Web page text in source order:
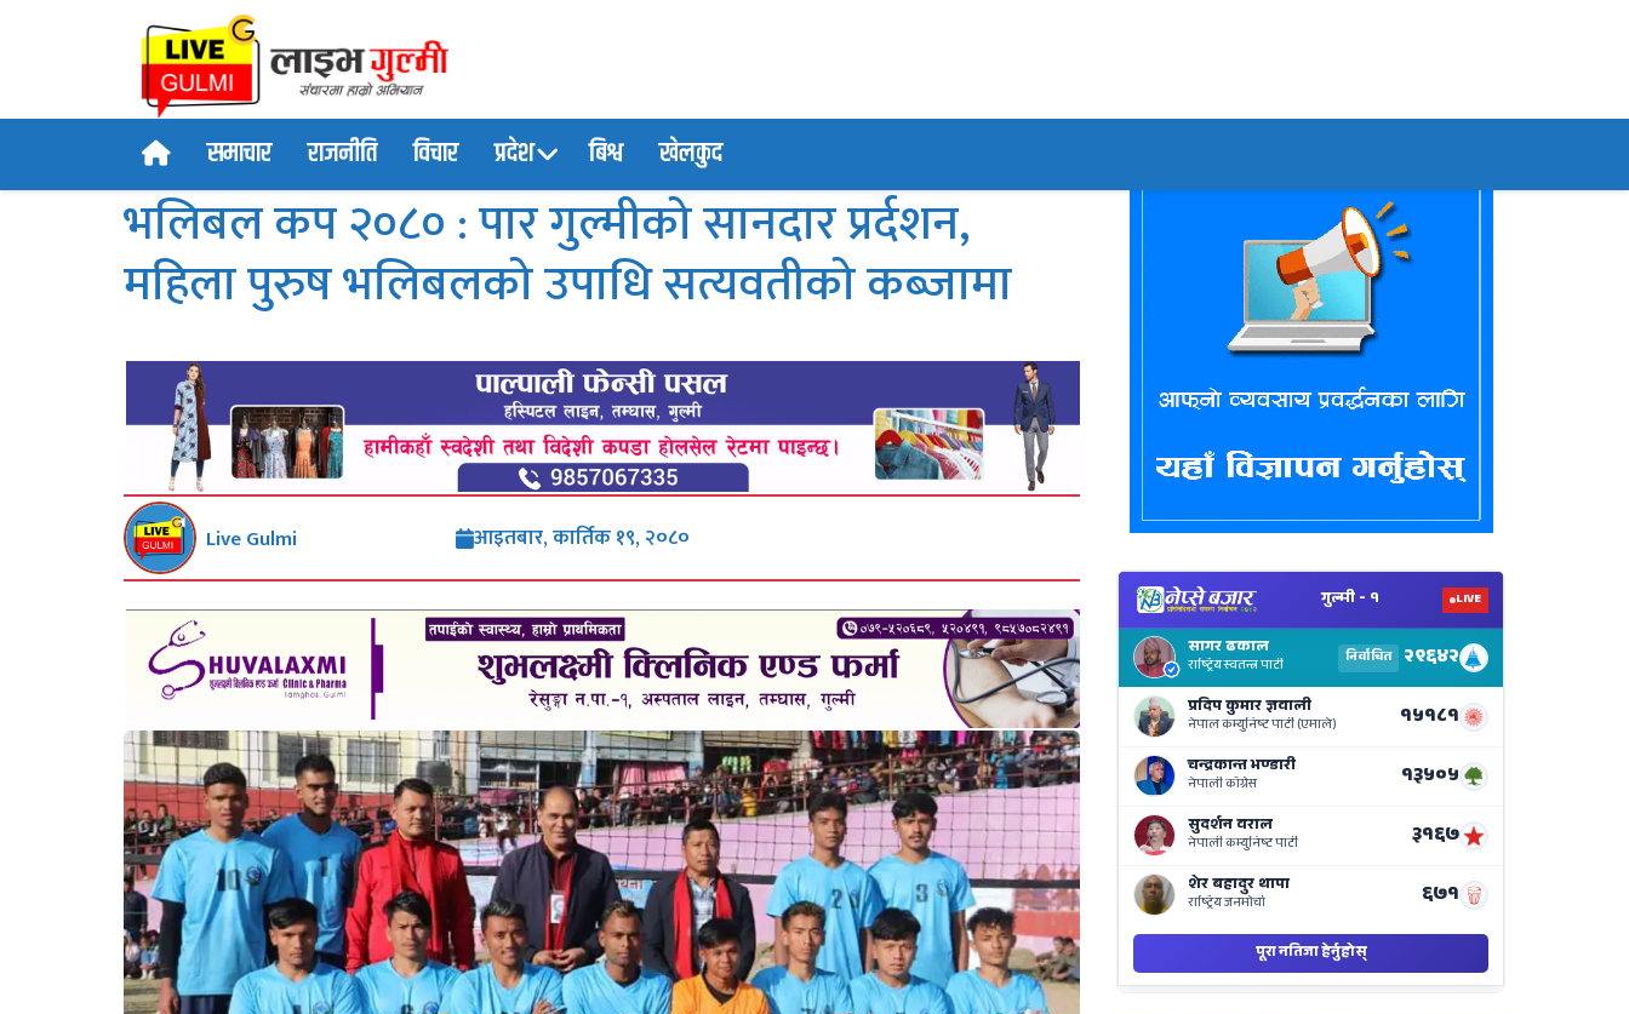
समाचार राजनीति विचार प्रदेश बिश्व खेलकुद
भलिबल कप २०८० : पार गुल्मीको सानदार प्रर्दशन,
महिला पुरुष भलिबलको उपाधि सत्यवतीको कब्जामा
Live Gulmi आइतबार, कार्तिक १९, २०८०